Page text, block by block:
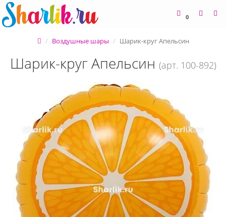
0
Воздушные шары Шарик-круг Апельсин
Шарик-круг Апельсин (арт. 100-892)